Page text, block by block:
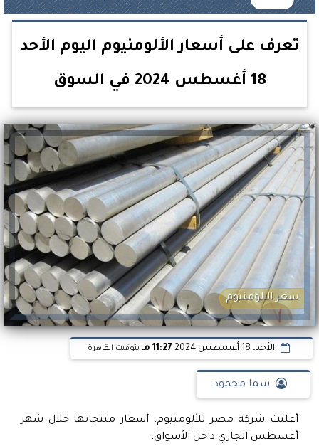
تعرف على أسعار الألومنيوم اليوم الأحد
18 أغسطس 2024 في السوق
سعر الالومنيوم
الأحد، 18 أغسطس 2024 11:27 مـ بتوقيت القاهرة
سما محمود
أعلنت شركة مصر للألومنيوم، أسعار منتجاتها خلال شهر
أغسطس الجاري داخل الأسواق.